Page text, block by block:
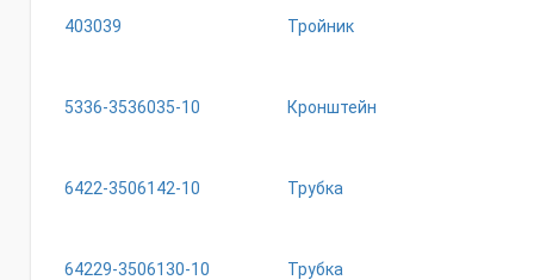
403039 Тройник
5336-3536035-10 Кронштейн
6422-3506142-10 Трубка
64229-3506130-10 Трубка